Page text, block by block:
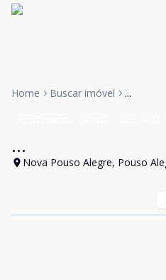
Home Buscar imóvel ...
...
Nova Pouso Alegre, Pouso